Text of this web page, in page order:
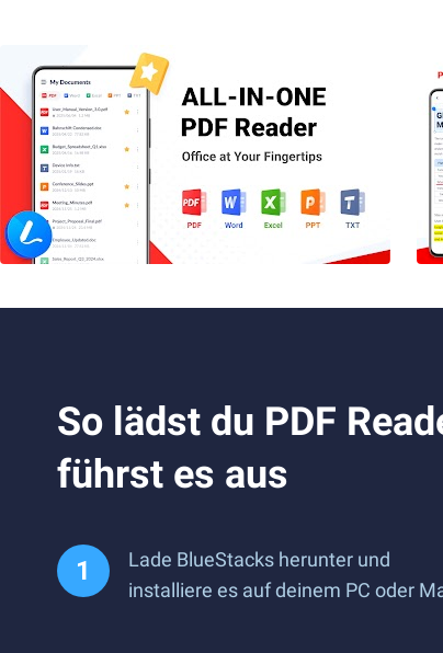
So lädst du PDF
führst es aus
Lade BlueStacks herunter und
installiere es auf deinem PC oder